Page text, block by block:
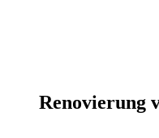
Renovierung